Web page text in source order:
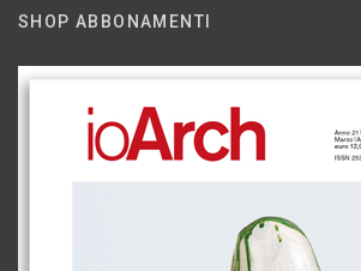
SHOP ABBONAMENTI